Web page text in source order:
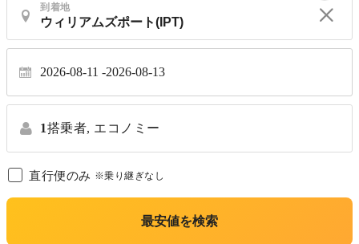
到着地
2026-08-11 2026-08-13
1搭乗者, エコノミー
直行便のみ ※乗り継ぎなし
最安値を検索